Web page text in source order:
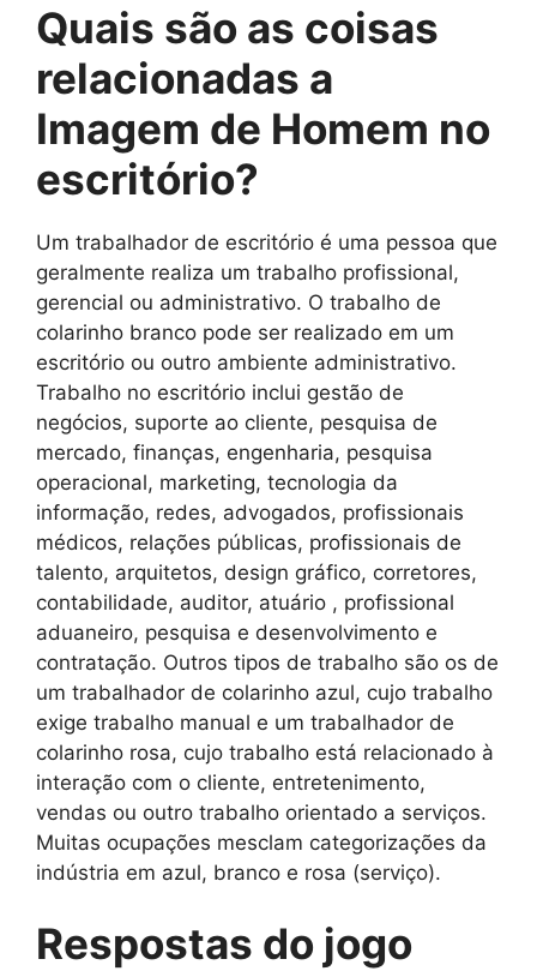
Quais são as coisas
relacionadas a
Imagem de Homem no
escritório?
Um trabalhador de escritório é uma pessoa que
geralmente realiza um trabalho profissional,
gerencial ou administrativo. O trabalho de
colarinho branco pode ser realizado em um
escritório ou outro ambiente administrativo.
Trabalho no escritório inclui gestão de
negócios, suporte ao cliente, pesquisa de
mercado, finanças, engenharia, pesquisa
operacional, marketing, tecnologia da
informação, redes, advogados, profissionais
médicos, relações públicas, profissionais de
talento, arquitetos, design gráfico, corretores,
contabilidade, auditor, atuário , profissional
aduaneiro, pesquisa e desenvolvimento e
contratação. Outros tipos de trabalho são os de
um trabalhador de colarinho azul, cujo trabalho
exige trabalho manual e um trabalhador de
colarinho rosa, cujo trabalho está relacionado à
interação com o cliente, entretenimento,
vendas ou outro trabalho orientado a serviços.
Muitas ocupações mesclam categorizações da
indústria em azul, branco e rosa (serviço).
Respostas do jogo